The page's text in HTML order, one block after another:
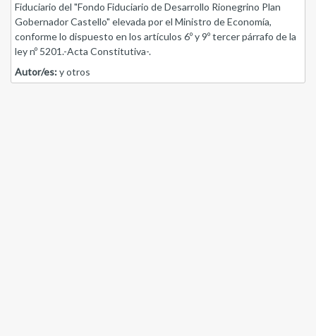
Fiduciario del "Fondo Fiduciario de Desarrollo Rionegrino Plan
Gobernador Castello" elevada por el Ministro de Economía,
conforme lo dispuesto en los artículos 6º y 9º tercer párrafo de la
ley nº 5201.-Acta Constitutiva-.
Autor/es:y otros